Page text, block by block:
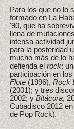
Para los que no lo
formado en La
'90, que ha
llena de
intensa actividad
para la posteridad
mucho más de lo
defienda elrock:
participación en
Flote(1996),Rock
(2001); y tres
2002; yBitácora,
Cubadisco 2012
de Pop Rock).